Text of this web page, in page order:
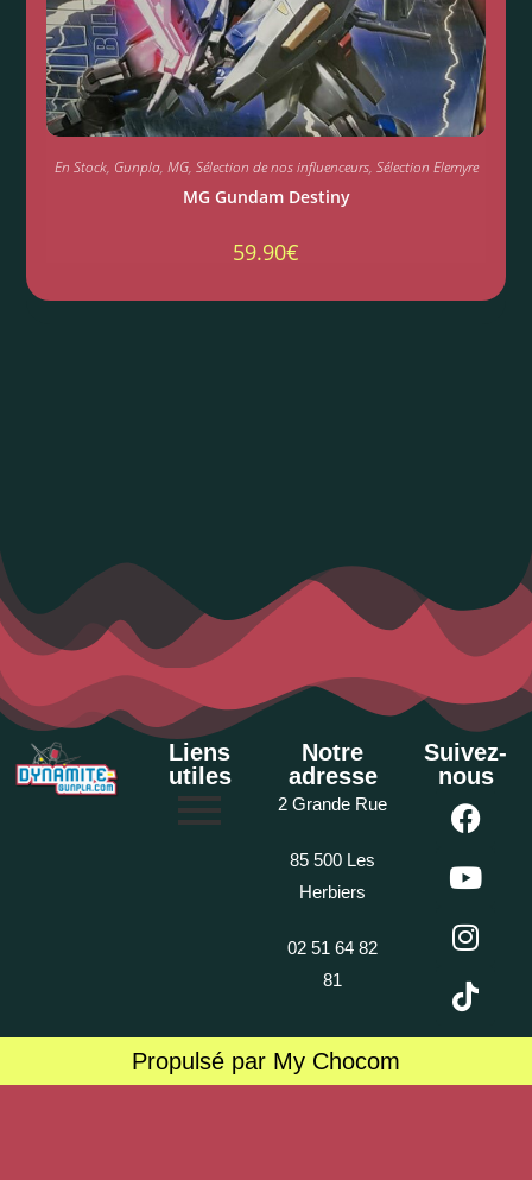
En Stock, Gunpla, MG, Sélection de nos influenceurs, Sélection Elemyre
MG Gundam Destiny
59.90€
Liens
utiles
Notre
adresse
2 Grande Rue
85 500 Les
Herbiers
02 51 64 82
81
Suivez-
nous
Propulsé par My Chocom